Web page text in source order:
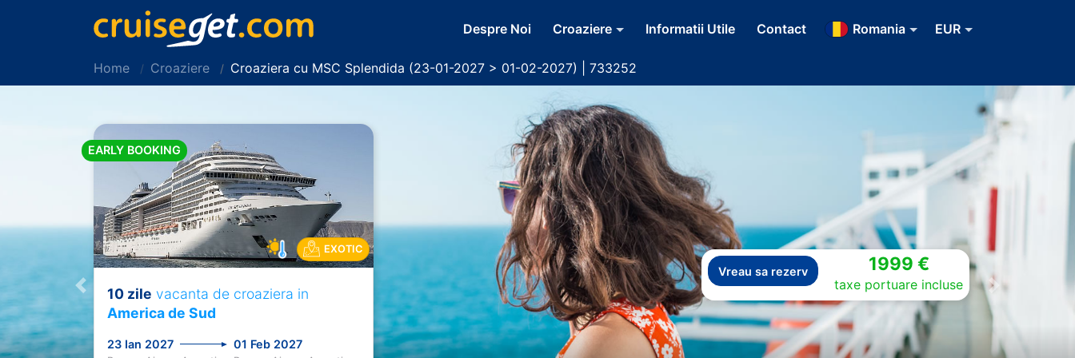
Despre Noi Croaziere Informatii Utile Contact Romania EUR
Home Croaziere Croaziera cu MSC Splendida (23-01-2027 > 01-02-2027) | 733252
Vreau sa rezerv 1999 €
taxe portuare incluse
Previous Next
EARLY BOOKING
EXOTIC
10 zile vacanta de croaziera in
America de Sud
23 Ian 2027 01 Feb 2027